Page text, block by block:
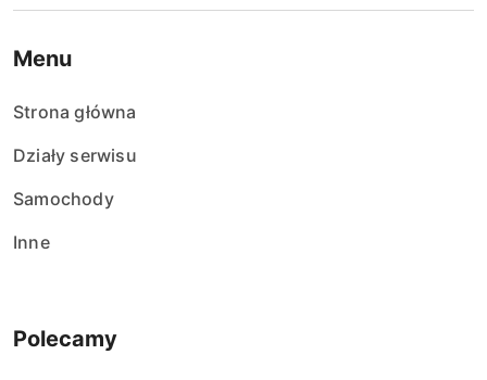
Menu
Strona główna
Działy serwisu
Samochody
Inne
Polecamy